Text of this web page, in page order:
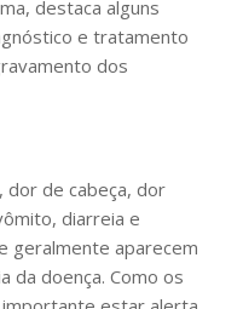
destaca alguns
e tratamento
dos
dor de cabeça, dor
diarreia e
geralmente aparecem
da doença. Como os